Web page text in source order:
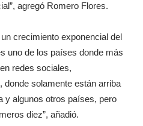
agregó Romero Flores.
crecimiento exponencial del
uno de los países donde más
redes sociales,
donde solamente están arriba
y algunos otros países, pero
diez”, añadió.